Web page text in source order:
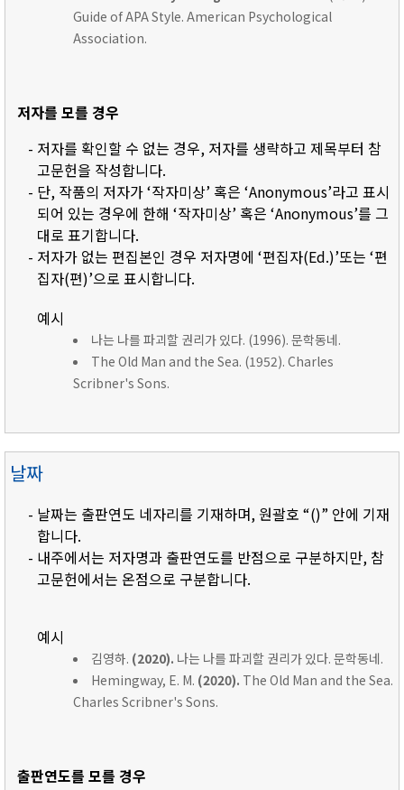
Guide of APA Style. American Psychological
Association.
저자를 모를 경우
- 저자를 확인할 수 없는 경우, 저자를 생략하고 제목부터 참
고문헌을 작성합니다.
- 단, 작품의 저자가 ‘작자미상’ 혹은 ‘Anonymous’라고 표시
되어 있는 경우에 한해 ‘작자미상’ 혹은 ‘Anonymous’를 그
대로 표기합니다.
- 저자가 없는 편집본인 경우 저자명에 ‘편집자(Ed.)’또는 ‘편
집자(편)’으로 표시합니다.
예시
나는 나를 파괴할 권리가 있다. (1996). 문학동네.
The Old Man and the Sea. (1952). Charles
Scribner's Sons.
날짜
- 날짜는 출판연도 네자리를 기재하며, 원괄호 “()” 안에 기재
합니다.
- 내주에서는 저자명과 출판연도를 반점으로 구분하지만, 참
고문헌에서는 온점으로 구분합니다.
예시
김영하. (2020). 나는 나를 파괴할 권리가 있다. 문학동네.
Hemingway, E. M. (2020). The Old Man and the Sea.
Charles Scribner's Sons.
출판연도를 모를 경우